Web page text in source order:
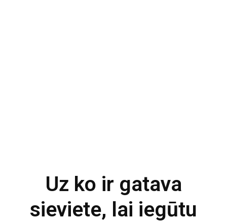
Uz ko ir gatava
sieviete, lai iegūtu